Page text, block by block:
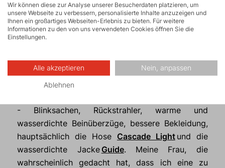
die Serpentinen und... Ich bin da, ich lebe, ohne
Fall, Unfall, Quetschungen. Und was komisch ist,
in einer solchen abartigen Weise hat es mir
Und so fahre ich seit diesem Zeitpunkt ständig,
bei Sonne, Regen, Nebel, Schnee. Ich habe ein
- Blinksachen, Rückstrahler, warme und
wasserdichte Beinüberzüge, bessere Bekleidung,
hauptsächlich die Hose Cascade Lightund die
wasserdichte Jacke Guide. Meine Frau, die
wahrscheinlich gedacht hat, dass ich eine zu
Wir können diese zur Analyse unserer Besucherdaten platzieren, um
unsere Webseite zu verbessern, personalisierte Inhalte anzuzeigen und
Ihnen ein großartiges Webseiten-Erlebnis zu bieten. Für weitere
Informationen zu den von uns verwendeten Cookies öffnen Sie die
Einstellungen.
Alle akzeptieren Nein, anpassen
Ablehnen